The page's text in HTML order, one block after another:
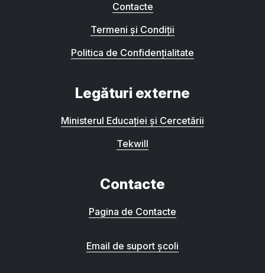
Contacte
Termeni și Condiții
Politica de Confidențialitate
Legături externe
Ministerul Educației și Cercetării
Tekwill
Contacte
Pagina de Contacte
Email de suport școli